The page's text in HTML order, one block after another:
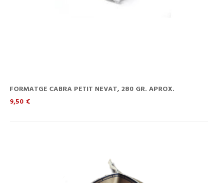
FORMATGE CABRA PETIT NEVAT, 280 GR. APROX.
Preu
9,50 €